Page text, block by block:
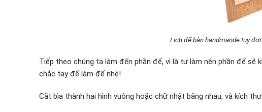
Lịch để bàn handmande tuy
Tiếp theo chúng ta làm đến phần đế, vì là tự làm nên phần đế sẽ
chắc tay để làm đế nhé!
Cắt bìa thành hai hình vuông hoặc chữ nhật bằng nhau, và kích